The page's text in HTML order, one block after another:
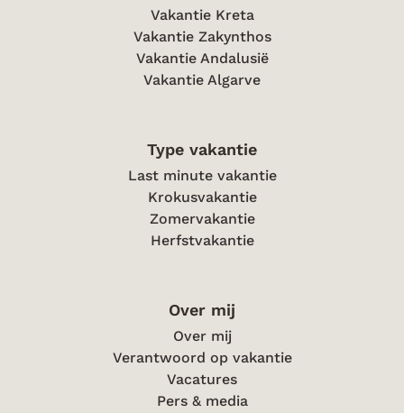
Vakantie Kreta
Vakantie Zakynthos
Vakantie Andalusië
Vakantie Algarve
Type vakantie
Last minute vakantie
Krokusvakantie
Zomervakantie
Herfstvakantie
Over mij
Over mij
Verantwoord op vakantie
Vacatures
Pers & media